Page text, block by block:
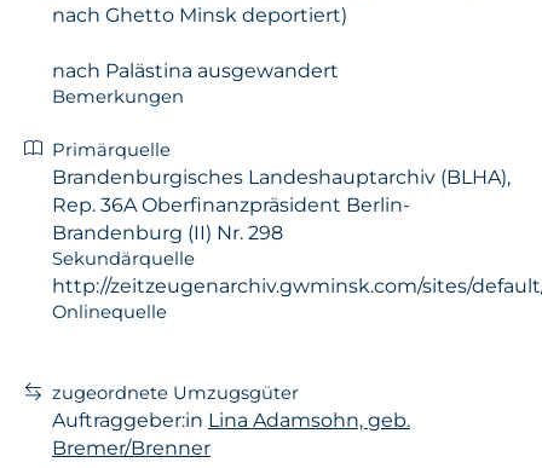
nach Ghetto Minsk deportiert)
nach Palästina ausgewandert
Bemerkungen
Primärquelle
Brandenburgisches Landeshauptarchiv (BLHA),
Rep. 36A Oberfinanzpräsident Berlin-
Brandenburg (II) Nr. 298
Sekundärquelle
http://zeitzeugenarchiv.gwminsk.com/sites/
Onlinequelle
zugeordnete Umzugsgüter
Auftraggeber:in Lina Adamsohn, geb.
Bremer/Brenner